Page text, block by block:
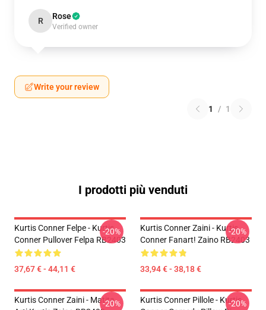
R Rose
Verified owner
Write your review
1 / 1
I prodotti più venduti
Kurtis Conner Felpe - Kurtis
Conner Pullover Felpa RB2403
37,67 € - 44,11 €
-20%
Kurtis Conner Zaini - Kurtis
Conner Fanart! Zaino RB2403
33,94 € - 38,18 €
-20%
Kurtis Conner Zaini - Matita
-20%
Kurtis Conner Pillole - Kurtis
-20%